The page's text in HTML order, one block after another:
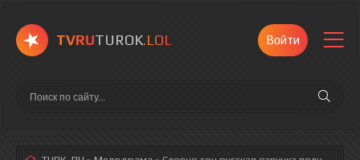
TVRUTUROK.LOL Войти